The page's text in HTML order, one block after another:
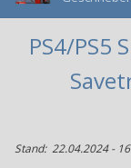
PS4/PS5
Stand: 22.04.2024 -